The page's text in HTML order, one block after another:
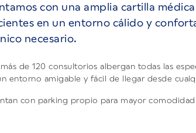
con una amplia cartilla
en un entorno cálido y
necesario.
de 120 consultorios albergan todas las
entorno amigable y fácil de llegar desde
con parking propio para mayor